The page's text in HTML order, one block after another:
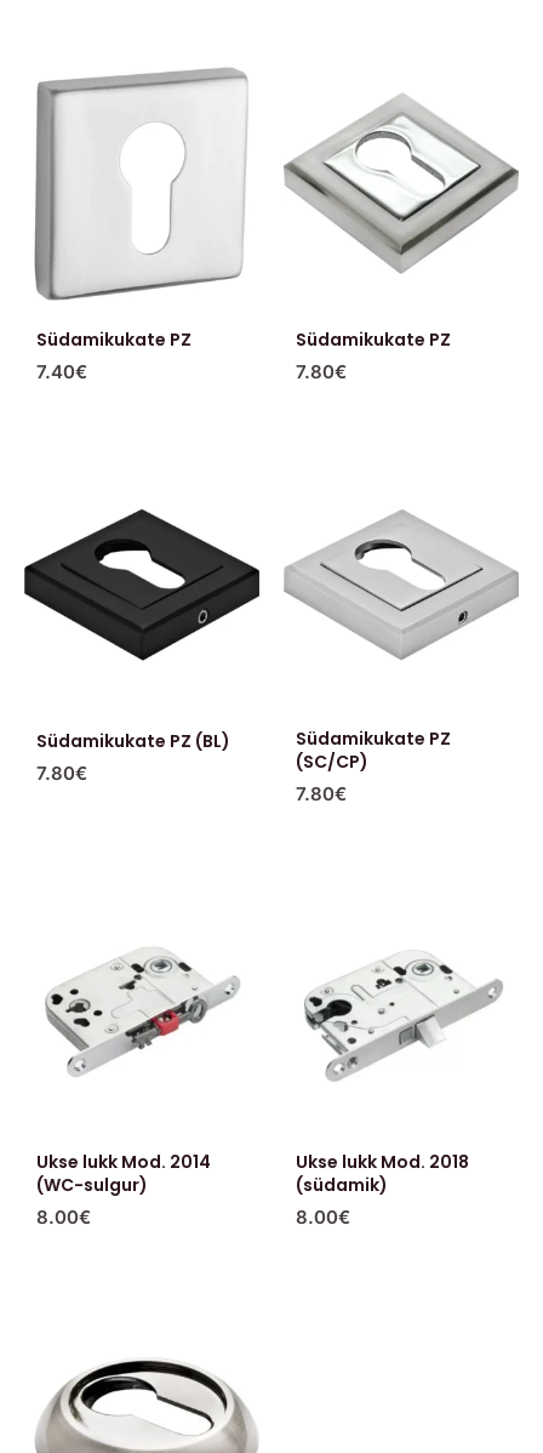
Südamikukate PZ
7.40€
Südamikukate PZ
7.80€
Südamikukate PZ (BL)
7.80€
Südamikukate PZ
(SC/CP)
7.80€
Ukse lukk Mod. 2014
(WC-sulgur)
8.00€
Ukse lukk Mod. 2018
(südamik)
8.00€